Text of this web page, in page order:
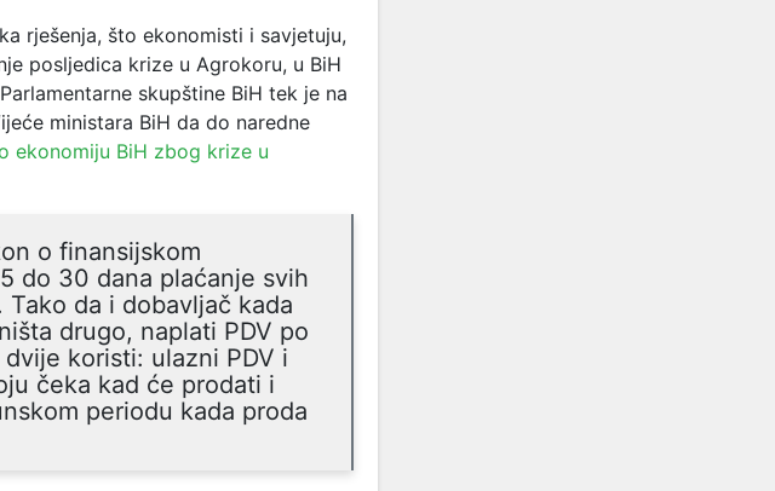
rješenja, što ekonomisti i savjetuju,
posljedica krize u Agrokoru, u BiH
skupštine BiH tek je na
ministara BiH da do naredne
ekonomiju BiH zbog krize u
o finansijskom
do 30 dana plaćanje svih
da i dobavljač kada
drugo, naplati PDV po
koristi: ulazni PDV i
čeka kad će prodati i
periodu kada proda